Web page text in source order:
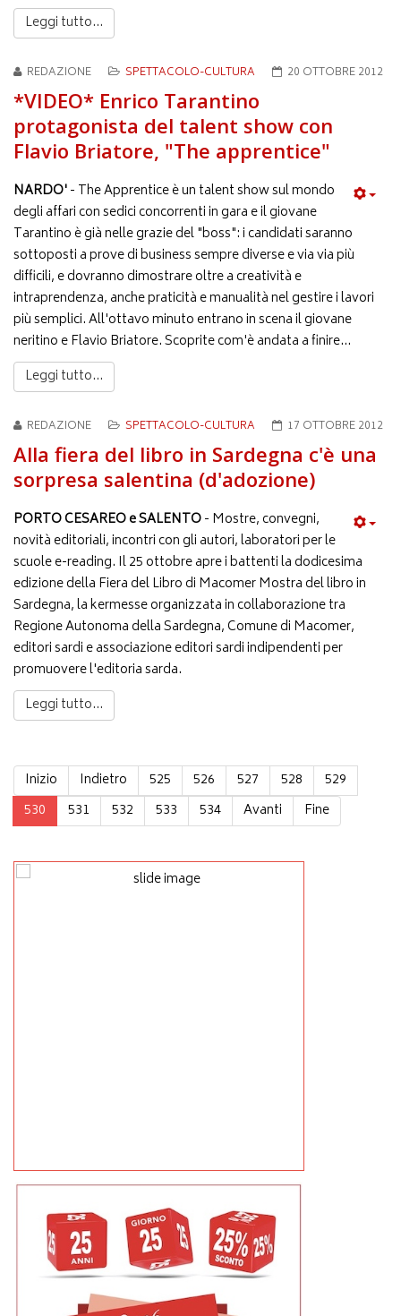
Leggi tutto...
REDAZIONE SPETTACOLO-CULTURA 20 OTTOBRE 2012
*VIDEO* Enrico Tarantino
protagonista del talent show con
Flavio Briatore, "The apprentice"
NARDO'- The Apprentice è un talent show sul mondo
degli affari con sedici concorrenti in gara e il giovane
Tarantino è già nelle grazie del "boss": i candidati saranno
sottoposti a prove di business sempre diverse e via via più
difficili, e dovranno dimostrare oltre a creatività e
intraprendenza, anche praticità e manualità nel gestire i lavori
più semplici. All'ottavo minuto entrano in scena il giovane
neritino e Flavio Briatore. Scoprite com'è andata a finire...
Leggi tutto...
REDAZIONE SPETTACOLO-CULTURA 17 OTTOBRE 2012
Alla fiera del libro in Sardegna c'è una
sorpresa salentina (d'adozione)
PORTO CESAREO e SALENTO- Mostre, convegni,
novità editoriali, incontri con gli autori, laboratori per le
scuole e-reading. Il 25 ottobre apre i battenti la dodicesima
edizione della Fiera del Libro di Macomer Mostra del libro in
Sardegna, la kermesse organizzata in collaborazione tra
Regione Autonoma della Sardegna, Comune di Macomer,
editori sardi e associazione editori sardi indipendenti per
promuovere l'editoria sarda.
Leggi tutto...
Inizio Indietro 525 526 527 528
529
530
531 532 533 534 Avanti Fine